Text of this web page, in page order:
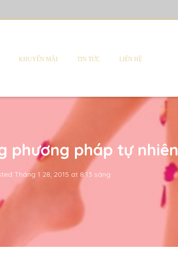
KHUYẾN MÃI TIN TỨC LIÊN HỆ
phương pháp tự nhiên
Tháng 1 28, 2015 at 8:13 sáng